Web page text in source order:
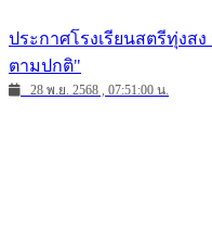
ประกาศโรงเรียนสตรีทุ่งส
ตามปกติ"
28 พ.ย. 2568 , 07:51:00 น.